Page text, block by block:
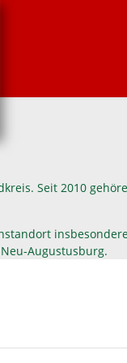
Seit 2010
Augustusburg.